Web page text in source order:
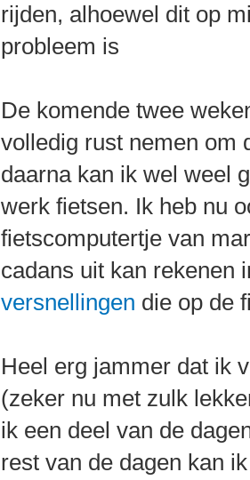
rijden, alhoewel dit op
probleem is
De komende twee
volledig rust nemen om
daarna kan ik wel weel
werk fietsen. Ik heb nu
fietscomputertje van
cadans uit kan rekenen
versnellingen die op de
Heel erg jammer dat ik
(zeker nu met zulk
ik een deel van de
rest van de dagen kan